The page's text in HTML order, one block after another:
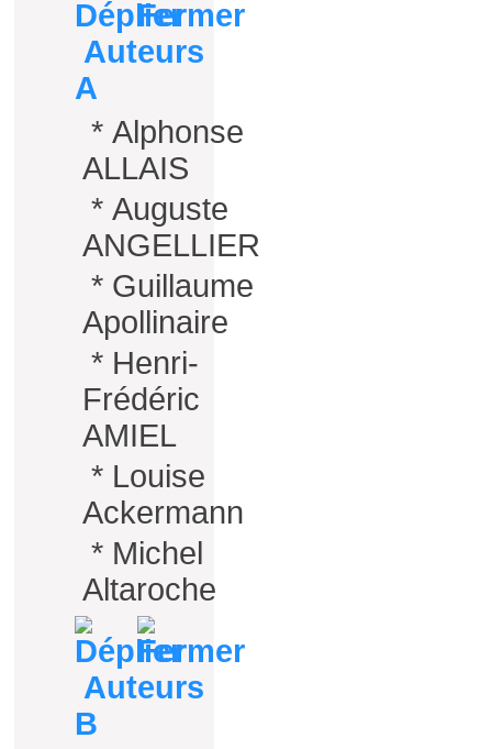
Auteurs
A
* Alphonse
ALLAIS
* Auguste
ANGELLIER
* Guillaume
Apollinaire
* Henri-
Frédéric
AMIEL
* Louise
Ackermann
* Michel
Altaroche
Auteurs
B